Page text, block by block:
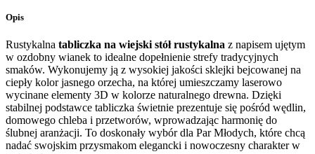
Stół
z
Wiankiem
Opis
Rustykalna tabliczka na wiejski stół rustykalna z napisem ujętym
w ozdobny wianek to idealne dopełnienie strefy tradycyjnych
smaków. Wykonujemy ją z wysokiej jakości sklejki bejcowanej na
ciepły kolor jasnego orzecha, na której umieszczamy laserowo
wycinane elementy 3D w kolorze naturalnego drewna. Dzięki
stabilnej podstawce tabliczka świetnie prezentuje się pośród wędlin,
domowego chleba i przetworów, wprowadzając harmonię do
ślubnej aranżacji. To doskonały wybór dla Par Młodych, które chcą
nadać swojskim przysmakom elegancki i nowoczesny charakter w